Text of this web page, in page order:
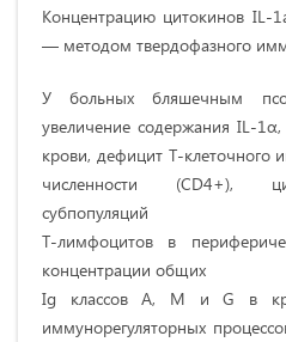
Концентрацию цитокинов IL-
— методом твердофазного
У больных бляшечным
увеличение содержания IL-
крови, дефицит Т-клеточного
численности (CD4+),
субпопуляций
Т-лимфоцитов в
концентрации общих
Ig классов A, M и G в
иммунорегуляторных